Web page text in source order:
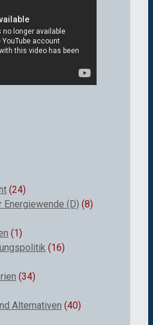
(24)
Energiewende (D) (8)
(1)
(16)
(34)
Alternativen (40)